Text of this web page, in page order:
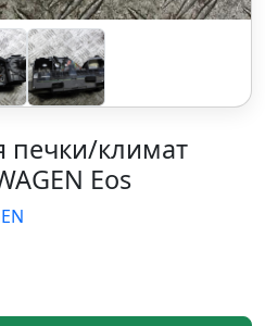
печки/климат
Eos